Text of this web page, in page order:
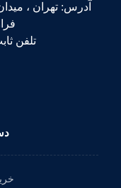
آدرس: تهران ،
فراز
تلفن ثابت :